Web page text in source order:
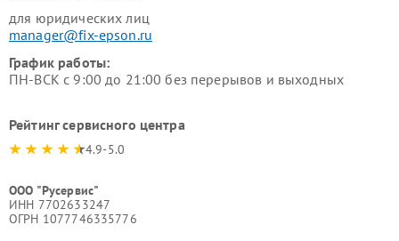
для юридических лиц
manager@fix-epson.ru
График работы:
ПН-ВСК с 9:00 до 21:00 без перерывов и выходных
Рейтинг сервисного центра
4.9-5.0
ООО "Русервис"
ИНН 7702633247
ОГРН 1077746335776